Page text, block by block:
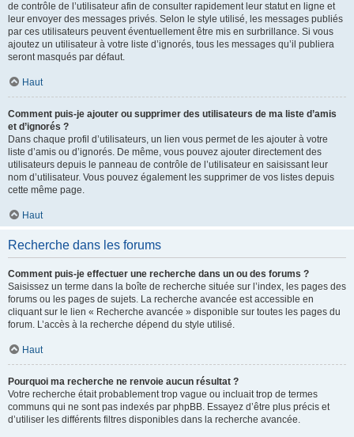
de contrôle de l’utilisateur afin de consulter rapidement leur statut en ligne et
leur envoyer des messages privés. Selon le style utilisé, les messages publiés
par ces utilisateurs peuvent éventuellement être mis en surbrillance. Si vous
ajoutez un utilisateur à votre liste d’ignorés, tous les messages qu’il publiera
seront masqués par défaut.
Haut
Comment puis-je ajouter ou supprimer des utilisateurs de ma liste d’amis
et d’ignorés ?
Dans chaque profil d’utilisateurs, un lien vous permet de les ajouter à votre
liste d’amis ou d’ignorés. De même, vous pouvez ajouter directement des
utilisateurs depuis le panneau de contrôle de l’utilisateur en saisissant leur
nom d’utilisateur. Vous pouvez également les supprimer de vos listes depuis
cette même page.
Haut
Recherche dans les forums
Comment puis-je effectuer une recherche dans un ou des forums ?
Saisissez un terme dans la boîte de recherche située sur l’index, les pages des
forums ou les pages de sujets. La recherche avancée est accessible en
cliquant sur le lien « Recherche avancée » disponible sur toutes les pages du
forum. L’accès à la recherche dépend du style utilisé.
Haut
Pourquoi ma recherche ne renvoie aucun résultat ?
Votre recherche était probablement trop vague ou incluait trop de termes
communs qui ne sont pas indexés par phpBB. Essayez d’être plus précis et
d’utiliser les différents filtres disponibles dans la recherche avancée.